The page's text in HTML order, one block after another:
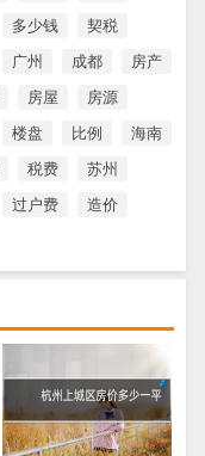
多少钱
契税
广州 成都
房产
房屋
房源
楼盘 比例
海南
税费
苏州
过户费
造价